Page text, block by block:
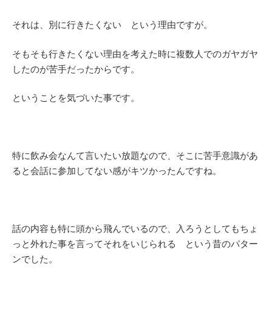
それは、別に行きたくない という理由ですが。
そもそも行きたくない理由を考えた時に複数人でのガヤガヤ
したのが苦手だったからです。
ということを気づいた事です。
特に飲み会なんて言いたい放題なので、そこに苦手意識があ
ると会話に参加してない感がキツかったんですね。
話の内容も特に頭から飛んでいるので、入ろうとしてもちょ
っと外れた事を言ってそれをいじられる という昔のパター
ンでした。